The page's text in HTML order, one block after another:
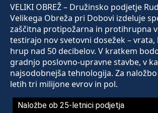
VELIKI OBREŽ – Družinsko podjetje
Velikega Obreža pri Dobovi izdeluje
zaščitna protipožarna in protihrupna
testirajo nov svetovni dosežek – vrata,
hrup nad 50 decibelov. V kratkem
gradnjo poslovno-upravne stavbe, v
najsodobnejša tehnologija. Za
letih tri milijone evrov in pol.
Naložbe ob 25-letnici podjetja